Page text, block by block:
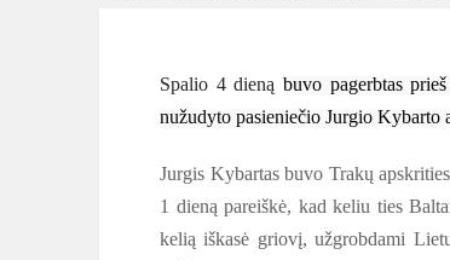
Spalio 4dieną buvo pagerbtas
nužudyto pasieniečio Jurgio Kybarto
Jurgis Kybartas buvo Trakų
1 dieną pareiškė, kad keliu ties
kelią iškasė griovį, užgrobdami